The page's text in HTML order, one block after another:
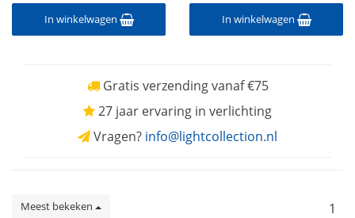
In winkelwagen In winkelwagen
Gratis verzending vanaf €75
27 jaar ervaring in verlichting
Vragen? info@lightcollection.nl
Meest bekeken 1